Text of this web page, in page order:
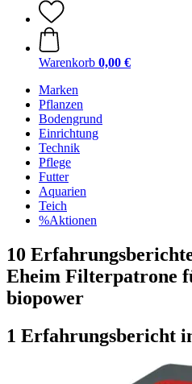
Warenkorb 0,00 €
Marken
Pflanzen
Bodengrund
Einrichtung
Technik
Pflege
Futter
Aquarien
Teich
%Aktionen
10
Eheim Filterpatrone
biopower
1 Erfahrungsbericht